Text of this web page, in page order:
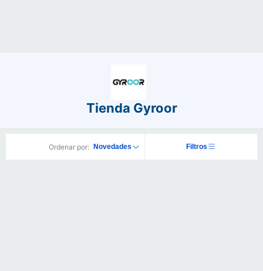
Tienda Gyroor
Ordenar por: Novedades Filtros